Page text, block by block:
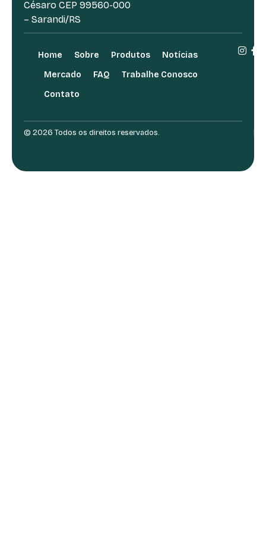
Césaro CEP 99560-000
– Sarandi/RS
Home Sobre Produtos
Notícias
Mercado
FAQ
Trabalhe Conosco
Contato
© 2026 Todos os direitos reservados.